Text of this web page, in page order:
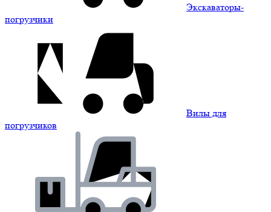
Экскаваторы-
погрузчики
Вилы для
погрузчиков